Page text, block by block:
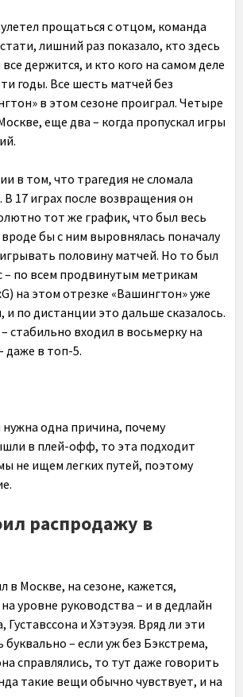
прощаться с отцом, команда
лишний раз показало, кто здесь
держится, и кто кого на самом деле
годы. Все шесть матчей без
в этом сезоне проиграл. Четыре
еще два – когда пропускал игры
в том, что трагедия не сломала
В 17 играх после возвращения он
тот же график, что был весь
бы с ним выровнялась поначалу
половину матчей. Но то был
по всем продвинутым метрикам
на этом отрезке «Вашингтон» уже
и по дистанции это дальше сказалось.
стабильно входил в восьмерку на
даже в топ-5.
нужна одна причина, почему
в плей-офф, то эта подходит
не ищем легких путей, поэтому
распродажу в
в Москве, на сезоне, кажется,
уровне руководства – и в дедлайн
и Хэтэуэя. Вряд ли эти
буквально – если уж без Бэкстрема,
справлялись, то тут даже говорить
такие вещи обычно чувствует, и на